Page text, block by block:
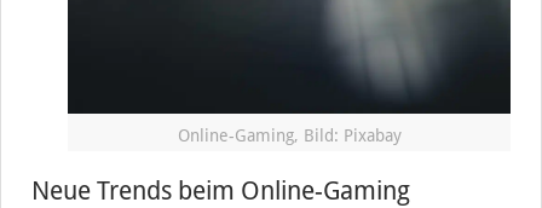
Online-Gaming, Bild: Pixabay
Neue Trends beim Online-Gaming